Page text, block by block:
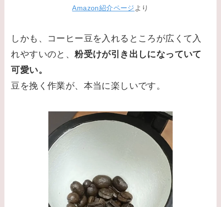
Amazon紹介ページ より
しかも、コーヒー豆を入れるところが広くて入
れやすいのと、粉受けが引き出しになっていて
可愛い。
豆を挽く作業が、本当に楽しいです。